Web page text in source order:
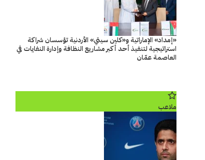
«إمداد» الإماراتية و«كلين سيتي» الأردنية تؤسسان شراكة
استراتيجية لتنفيذ أحد أكبر مشاريع النظافة وإدارة النفايات في
العاصمة عمّان
ملاعب